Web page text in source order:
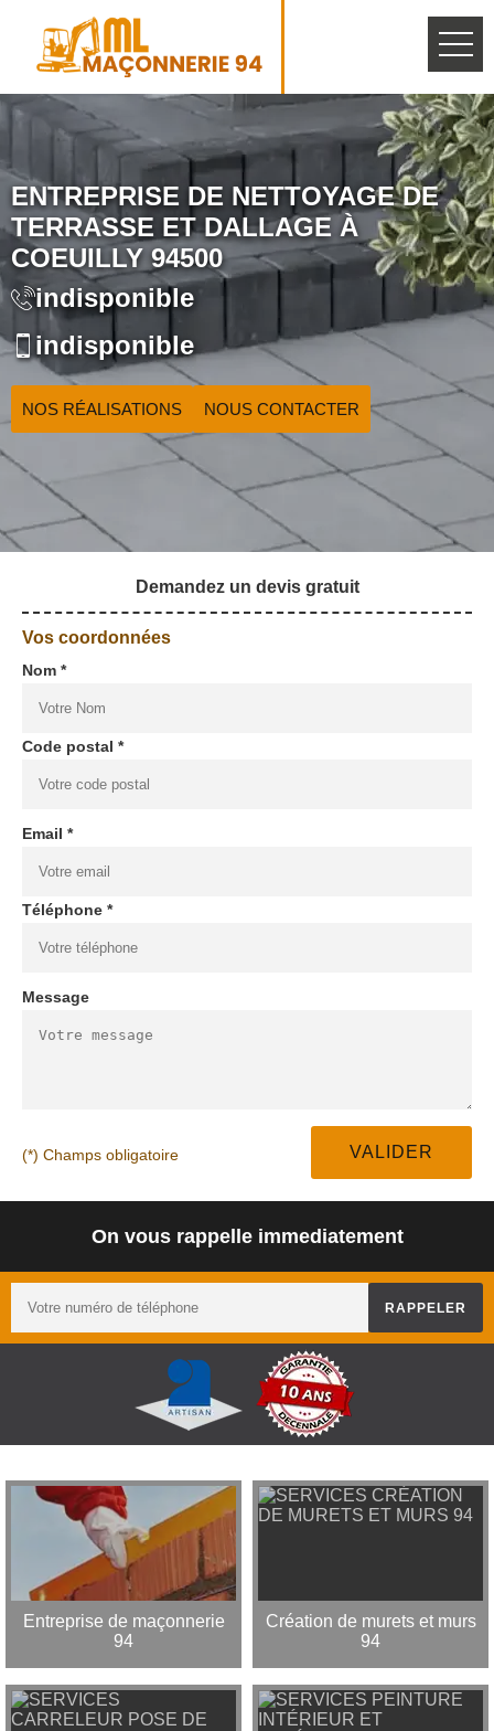
ENTREPRISE DE NETTOYAGE DE
TERRASSE ET DALLAGE À
COEUILLY 94500
indisponible
indisponible
NOS RÉALISATIONS NOUS CONTACTER
Demandez un devis gratuit
Vos coordonnées
Nom *
Code postal *
Email *
Téléphone *
Message
(*) Champs obligatoire
On vous rappelle immediatement
Entreprise de maçonnerie
94
Création de murets et murs
94